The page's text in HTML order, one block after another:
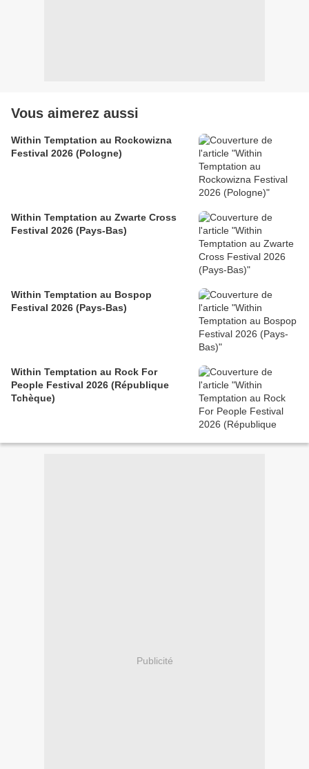
Vous aimerez aussi
Within Temptation au Rockowizna
Festival 2026 (Pologne)
Within Temptation au Zwarte Cross
Festival 2026 (Pays-Bas)
Within Temptation au Bospop
Festival 2026 (Pays-Bas)
Within Temptation au Rock For
People Festival 2026 (République
Tchèque)
Publicité